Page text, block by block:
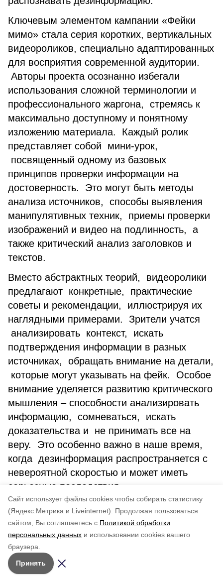
Cайт использует файлы cookies чтобы собирать статистику
(Яндекс.Метрика и Liveinternet).
Продолжая пользоваться
сайтом, Вы соглашаетесь с Политикой обработки
персональных данных и использовании cookies вашего
браузера.
Принять
Ключевым элементом кампании «Фейки
мимо» стала серия коротких, вертикальных
видеороликов, специально адаптированных
для восприятия современной аудитории.
Авторы проекта осознанно избегали
использования сложной терминологии и
профессионального жаргона, стремясь к
максимально доступному и понятному
изложению материала. Каждый ролик
представляет собой мини-урок,
посвященный одному из базовых
принципов проверки информации на
достоверность. Это могут быть методы
анализа источников, способы выявления
манипулятивных техник, приемы проверки
изображений и видео на подлинность, а
также критический анализ заголовков и
текстов.
Вместо абстрактных теорий, видеоролики
предлагают конкретные, практические
советы и рекомендации, иллюстрируя их
наглядными примерами. Зрители учатся
анализировать контекст, искать
подтверждения информации в разных
источниках, обращать внимание на детали,
которые могут указывать на фейк. Особое
внимание уделяется развитию критического
мышления – способности анализировать
информацию, сомневаться, искать
доказательства и не принимать все на
веру. Это особенно важно в наше время,
когда дезинформация распространяется с
невероятной скоростью и может иметь
серьезные последствия.
Все видеоролики можно посмотреть
здесь
по оценке
5